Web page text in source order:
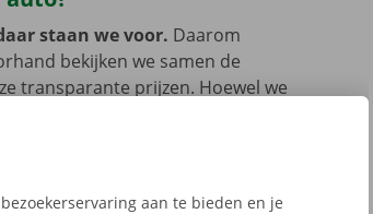
staan we voor. Daarom
bekijken we samen de
transparante prijzen. Hoewel we
voor je klaar: in heel
aan te bieden en je